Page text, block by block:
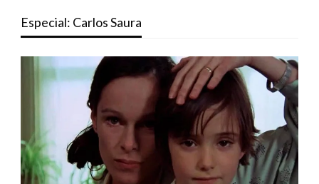
Especial: Carlos Saura